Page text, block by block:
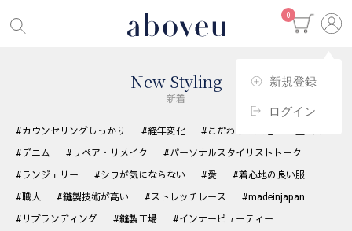
0
新規登録
ログイン
New Styling
新着
#カウンセリングしっかり #経年変化 #こだわりの生地
#デニム
#リペア・リメイク
#パーソナルスタイリストトーク
#ランジェリー
#シワが気にならない #愛
#着心地の良い服
#職人
#縫製技術が高い #ストレッチレース
#madeinjapan
#リブランディング
#縫製工場
#インナービューティー